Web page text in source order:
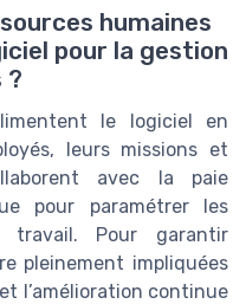
humaines
pour la gestion
?
le logiciel en
leurs missions et
avec la paie
pour paramétrer les
Pour garantir
pleinement impliquées
l’amélioration continue